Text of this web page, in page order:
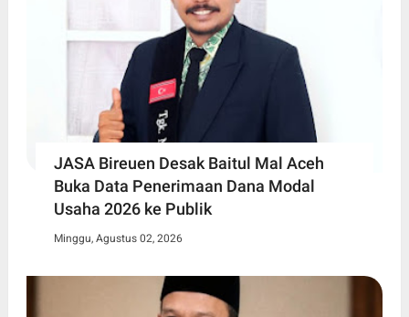
JASA Bireuen Desak Baitul Mal Aceh
Buka Data Penerimaan Dana Modal
Usaha 2026 ke Publik
Minggu, Agustus 02, 2026